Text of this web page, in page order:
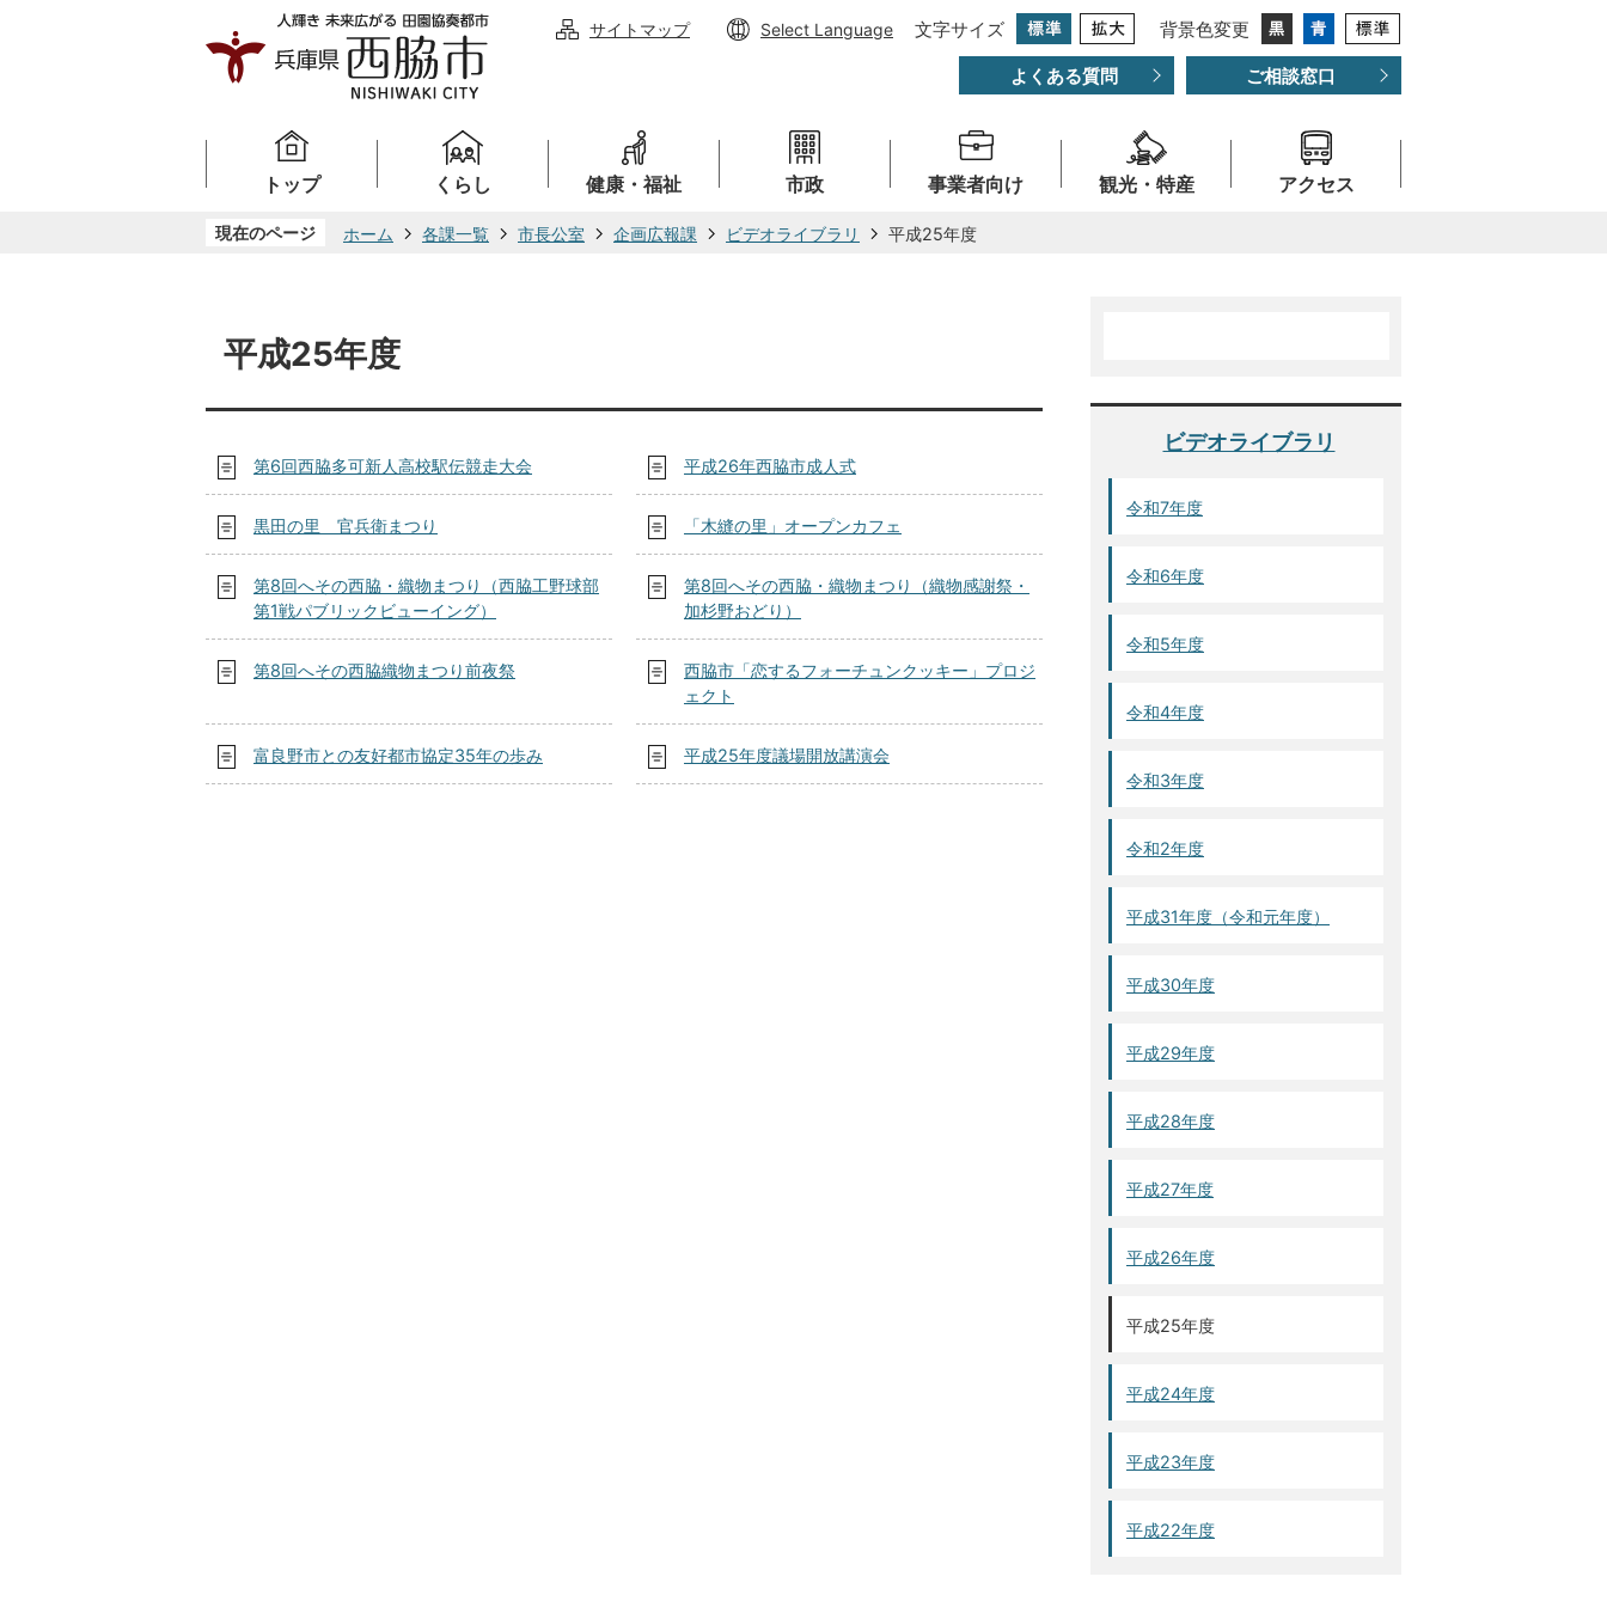
サイトマップ Select Language 文字サイズ 背景色変更
よくある質問 ご相談窓口
トップ くらし 健康・福祉 市政 事業者向け 観光・特産 アクセス
現在のページ ホーム 各課一覧 市長公室 企画広報課 ビデオライブラリ 平成25年度
平成25年度
第6回西脇多可新人高校駅伝競走大会 平成26年西脇市成人式
黒田の里 官兵衛まつり 「木縫の里」オープンカフェ
第8回へその西脇・織物まつり（西脇工野球部
第1戦パブリックビューイング）
第8回へその西脇・織物まつり（織物感謝祭・
加杉野おどり）
第8回へその西脇織物まつり前夜祭
西脇市「恋するフォーチュンクッキー」プロジ
ェクト
富良野市との友好都市協定35年の歩み 平成25年度議場開放講演会
ビデオライブラリ
令和7年度
令和6年度
令和5年度
令和4年度
令和3年度
令和2年度
平成31年度（令和元年度）
平成30年度
平成29年度
平成28年度
平成27年度
平成26年度
平成25年度
平成24年度
平成23年度
平成22年度